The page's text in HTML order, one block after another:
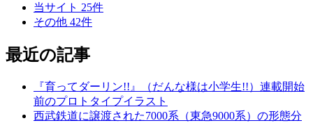
当サイト 25件
その他 42件
最近の記事
『育ってダーリン!!』（だんな様は小学生!!）連載開始
前のプロトタイプイラスト
西武鉄道に譲渡された7000系（東急9000系）の形態分